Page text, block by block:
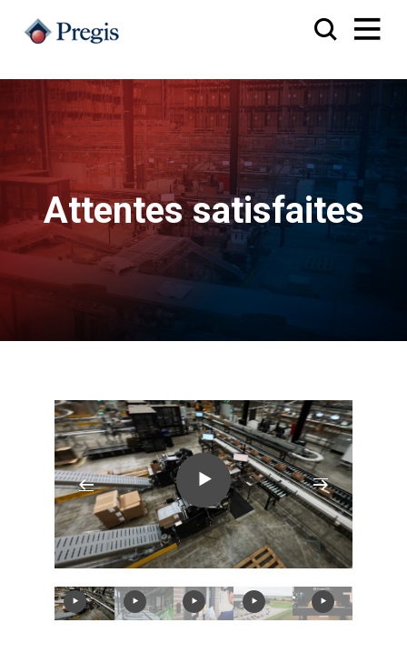
Attentes satisfaites